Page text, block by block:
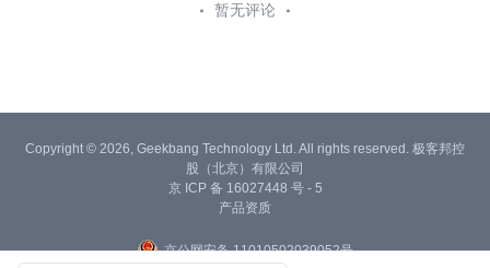
暂无评论
Copyright © 2026, Geekbang Technology Ltd. All rights reserved. 极客邦控
股（北京）有限公司
京 ICP 备 16027448 号 - 5
产品资质
京公网安备 11010502039052号